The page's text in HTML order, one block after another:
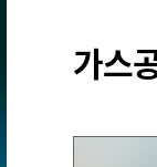
가스